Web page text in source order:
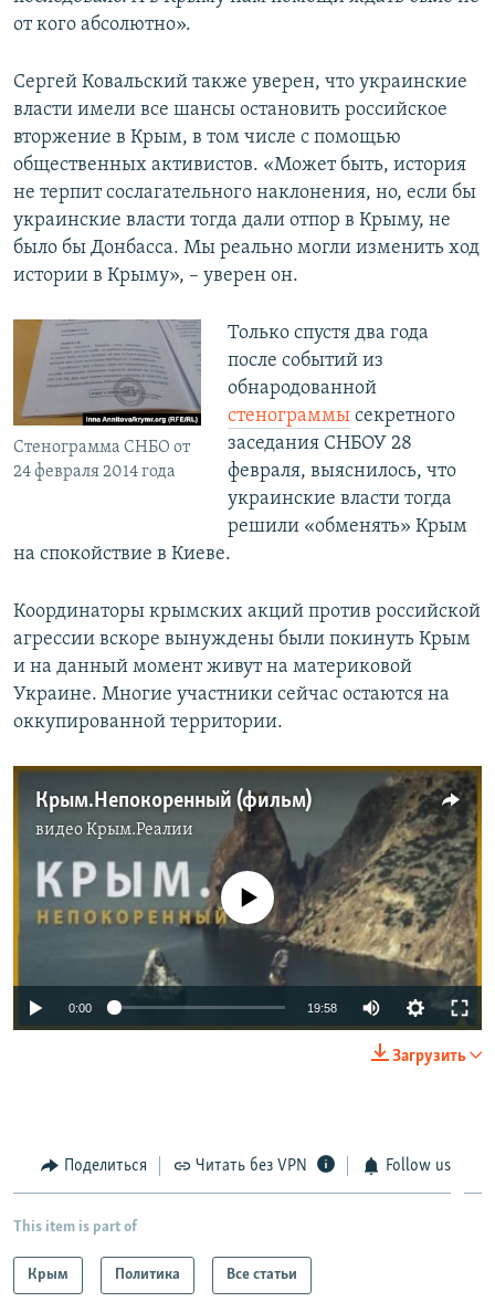
от кого абсолютно».
Сергей Ковальский также уверен, что украинские
власти имели все шансы остановить российское
вторжение в Крым, в том числе с помощью
общественных активистов. «Может быть, история
не терпит сослагательного наклонения, но, если бы
украинские власти тогда дали отпор в Крыму, не
было бы Донбасса. Мы реально могли изменить ход
истории в Крыму», – уверен он.
Стенограмма СНБО от
24 февраля 2014 года
Только спустя два года
после событий из
обнародованной
стенограммысекретного
заседания СНБОУ 28
февраля, выяснилось, что
украинские власти тогда
решили «обменять» Крым
на спокойствие в Киеве.
Координаторы крымских акций против российской
агрессии вскоре вынуждены были покинуть Крым
и на данный момент живут на материковой
Украине. Многие участники сейчас остаются на
оккупированной территории.
Крым.Непокоренный (фильм)
видеоКрым.Реалии
No media source currently available
0:00 19:58
Загрузить
Поделиться Читать без VPN Follow us
This item is part of
Крым Политика Все статьи